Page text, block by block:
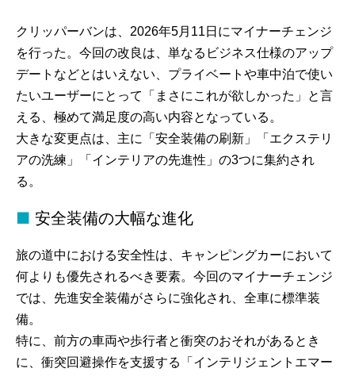
クリッパーバンは、2026年5月11日にマイナーチェンジ
を行った。今回の改良は、単なるビジネス仕様のアップ
デートなどとはいえない、プライベートや車中泊で使い
たいユーザーにとって「まさにこれが欲しかった」と言
える、極めて満足度の高い内容となっている。
大きな変更点は、主に「安全装備の刷新」「エクステリ
アの洗練」「インテリアの先進性」の3つに集約され
る。
安全装備の大幅な進化
旅の道中における安全性は、キャンピングカーにおいて
何よりも優先されるべき要素。今回のマイナーチェンジ
では、先進安全装備がさらに強化され、全車に標準装
備。
特に、前方の車両や歩行者と衝突のおそれがあるとき
に、衝突回避操作を支援する「インテリジェントエマー